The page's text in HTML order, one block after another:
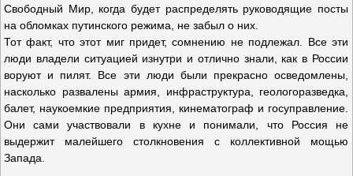
Свободный Мир, когда будет распределять руководящие посты
на обломках путинского режима, не забыл о них.
Тот факт, что этот миг придет, сомнению не подлежал. Все эти
люди владели ситуацией изнутри и отлично знали, как в России
воруют и пилят. Все эти люди были прекрасно осведомлены,
насколько развалены армия, инфраструктура, геологоразведка,
балет, наукоемкие предприятия, кинематограф и госуправление.
Они сами участвовали в кухне и понимали, что Россия не
выдержит малейшего столкновения с коллективной мощью
Запада.